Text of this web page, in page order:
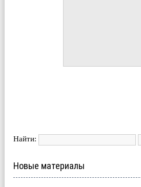
Найти:
Новые материалы